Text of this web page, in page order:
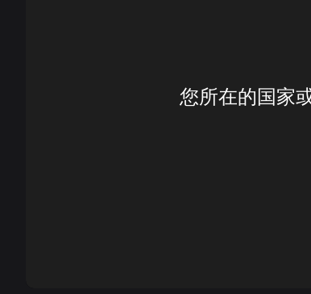
您所在的国家